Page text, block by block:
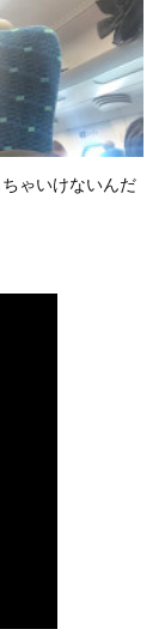
ゃいけないんだ